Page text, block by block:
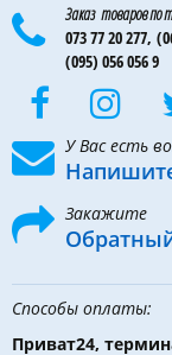
Заказ товаров по
073 77 20 277,
(095) 056 056 9
У Вас есть
Закажите
Способы оплаты:
Приват24,